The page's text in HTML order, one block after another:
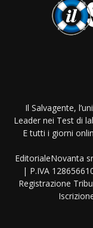
Il Salvagente,
Leader nei Test di
E tutti i giorni
EditorialeNovanta
| P.IVA
Registrazione